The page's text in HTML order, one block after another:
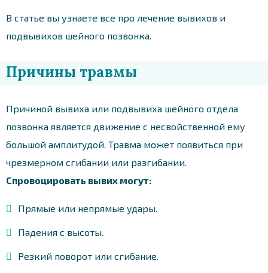
В статье вы узнаете все про лечение вывихов и
подвывихов шейного позвонка.
Причины травмы
Причиной вывиха или подвывиха шейного отдела
позвонка является движение с несвойственной ему
большой амплитудой. Травма может появиться при
чрезмерном сгибании или разгибании.
Спровоцировать вывих могут:
Прямые или непрямые удары.
Падения с высоты.
Резкий поворот или сгибание.